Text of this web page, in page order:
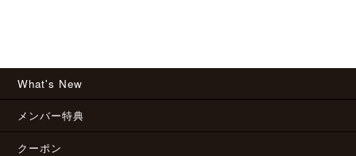
What's New
メンバー特典
クーポン